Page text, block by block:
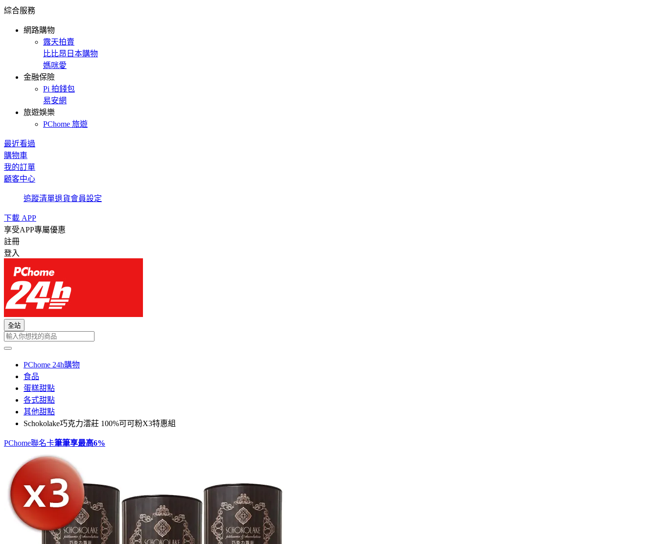
綜合服務
網路購物
露天拍賣
比比昂日本購物
媽咪愛
金融保險
Pi 拍錢包
易安網
旅遊娛樂
PChome 旅遊
最近看過
購物車
我的訂單
顧客中心
追蹤清單退貨會員設定
下載 APP
享受APP專屬優惠
註冊
登入
全站
PChome 24h購物
食品
蛋糕甜點
各式甜點
其他甜點
Schokolake巧克力澐莊 100%可可粉X3特惠組
PChome聯名卡筆筆享最高6%